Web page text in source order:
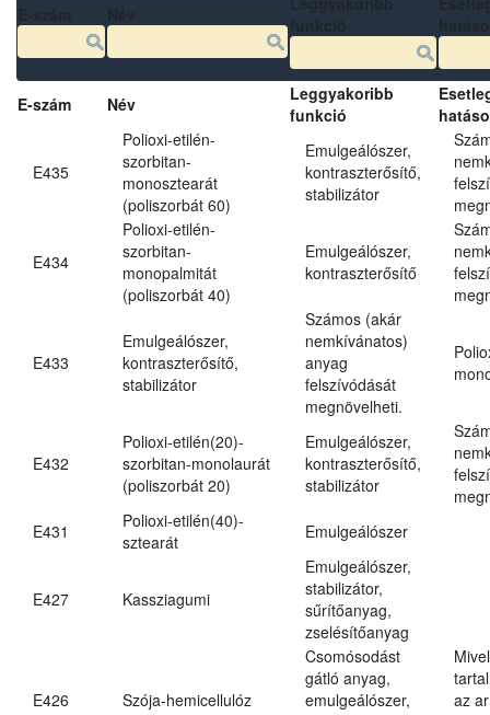
E-szám Név
Leggyakoribb
funkció
E435
Polioxi-etilén-
szorbitan-
monosztearát
(poliszorbát 60)
Emulgeálószer,
kontraszterősítő,
stabilizátor
E434
Polioxi-etilén-
szorbitan-
monopalmitát
(poliszorbát 40)
Emulgeálószer,
kontraszterősítő
E433
Emulgeálószer,
kontraszterősítő,
stabilizátor
Számos (akár
nemkívánatos)
anyag
felszívódását
megnövelheti.
E432
Polioxi-etilén(20)-
szorbitan-monolaurát
(poliszorbát 20)
Emulgeálószer,
kontraszterősítő,
stabilizátor
E431
Polioxi-etilén(40)-
sztearát
Emulgeálószer
E427 Kassziagumi
Emulgeálószer,
stabilizátor,
sűrítőanyag,
zselésítőanyag
E426 Szója-hemicellulóz
Csomósodást
gátló anyag,
emulgeálószer,
az